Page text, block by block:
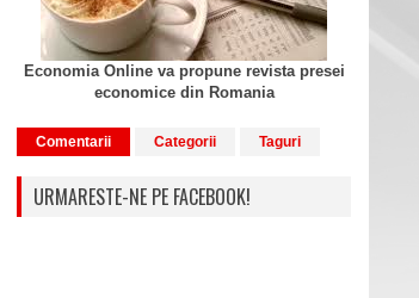
Economia Online va propune revista presei
economice din Romania
Comentarii Categorii Taguri
URMARESTE-NE PE FACEBOOK!